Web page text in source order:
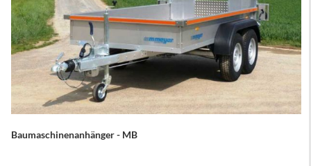
Baumaschinenanhänger - MB